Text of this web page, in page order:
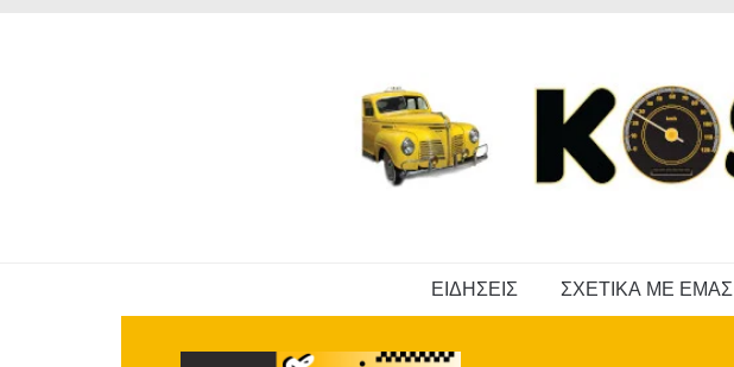
ΕΙΔΗΣΕΙΣ ΣΧΕΤΙΚΑ ΜΕ ΕΜΑΣ